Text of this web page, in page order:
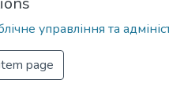
управління та
page